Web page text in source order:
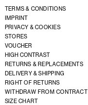
TERMS & CONDITIONS
IMPRINT
PRIVACY & COOKIES
STORES
VOUCHER
HIGH CONTRAST
RETURNS & REPLACEMENTS
DELIVERY & SHIPPING
RIGHT OF RETURNS
WITHDRAW FROM CONTRACT
SIZE CHART